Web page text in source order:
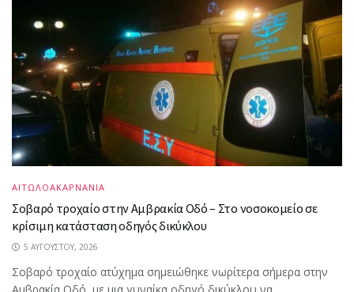
ΑΙΤΩΛΟΑΚΑΡΝΑΝΙΑ
Σοβαρό τροχαίο στην Αμβρακία Οδό – Στο νοσοκομείο σε
κρίσιμη κατάσταση οδηγός δικύκλου
5 ΑΥΓΟΎΣΤΟΥ, 2026
Σοβαρό τροχαίο ατύχημα σημειώθηκε νωρίτερα σήμερα στην